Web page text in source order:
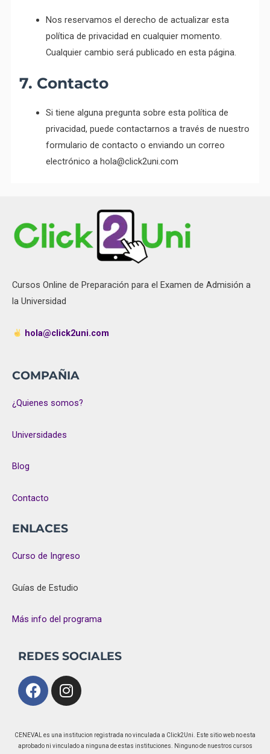
Nos reservamos el derecho de actualizar esta
política de privacidad en cualquier momento.
Cualquier cambio será publicado en esta página.
7. Contacto
Si tiene alguna pregunta sobre esta política de
privacidad, puede contactarnos a través de nuestro
formulario de contacto o enviando un correo
electrónico a hola@click2uni.com
Cursos Online de Preparación para el Examen de Admisión a
la Universidad
hola@click2uni.com
COMPAÑIA
¿Quienes somos?
Universidades
Blog
Contacto
ENLACES
Curso de Ingreso
Guías de Estudio
Más info del programa
REDES SOCIALES
FacebookInstagram
CENEVAL es una institucion registrada no vinculada a Click2Uni. Este sitio web no esta
aprobado ni vinculado a ninguna de estas instituciones. Ninguno de nuestros cursos